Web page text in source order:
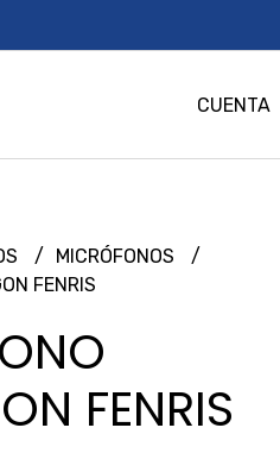
CUENTA
MICRÓFONOS
FENRIS
FENRIS